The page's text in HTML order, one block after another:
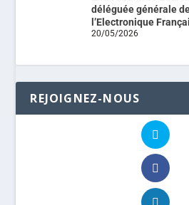
déléguée générale
l’Electronique
20/05/2026
REJOIGNEZ-NOUS